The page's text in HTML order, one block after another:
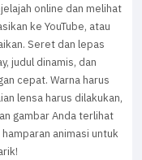
online dan melihat
ke YouTube, atau
Seret dan lepas
judul dinamis, dan
cepat. Warna harus
lensa harus dilakukan,
gambar Anda terlihat
animasi untuk